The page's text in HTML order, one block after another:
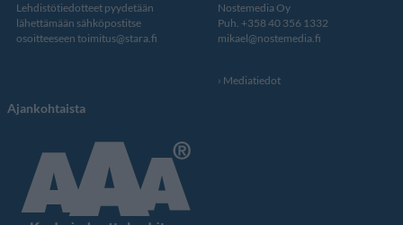
Lehdistötiedotteet pyydetään
lähettämään sähköpostitse
osoitteeseen toimitus@stara.fi
Nostemedia Oy
Puh. +358 40 356 1332
mikael@nostemedia.fi
Mediatiedot
Ajankohtaista